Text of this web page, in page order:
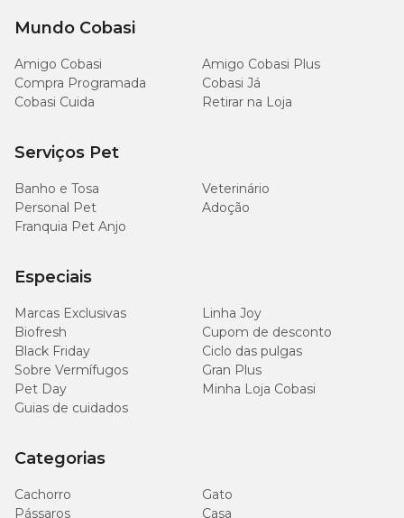
Mundo Cobasi
Amigo Cobasi
Amigo Cobasi Plus
Compra Programada
Cobasi Já
Cobasi Cuida
Retirar na Loja
Serviços Pet
Banho e Tosa
Veterinário
Personal Pet
Adoção
Franquia Pet Anjo
Especiais
Marcas Exclusivas
Linha Joy
Biofresh
Cupom de desconto
Black Friday
Ciclo das pulgas
Sobre Vermífugos
Gran Plus
Pet Day
Minha Loja Cobasi
Guias de cuidados
Categorias
Cachorro
Gato
Pássaros
Casa